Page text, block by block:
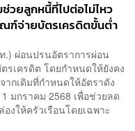
วยลูกหนี้ที่ไปต่อไม่ไหว
ฑ์จ่ายบัตรเครดิตขั้นต่ำ
.) ผ่อนปรนอัตราการผ่อน
รเครดิต โดยกำหนดให้ยังคง
ากเดิมที่กำหนดให้อัตราดัง
มกราคม 2568 เพื่อช่วยลด
งให้ครัวเรือนโดยเฉพาะ